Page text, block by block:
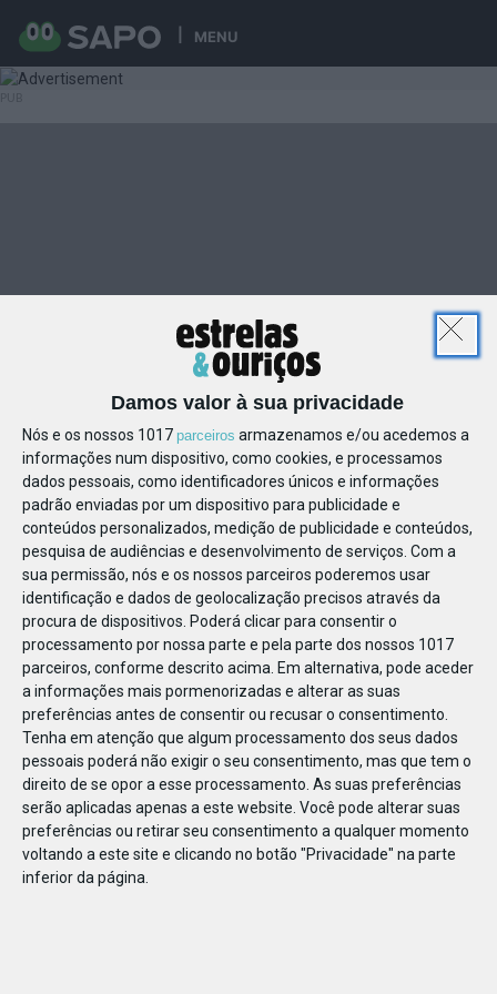
MENU
Damos valor à sua privacidade
Nós e os nossos 1017 parceiros armazenamos e/ou acedemos a
informações num dispositivo, como cookies, e processamos
dados pessoais, como identificadores únicos e informações
padrão enviadas por um dispositivo para publicidade e
conteúdos personalizados, medição de publicidade e conteúdos,
pesquisa de audiências e desenvolvimento de serviços. Com a
sua permissão, nós e os nossos parceiros poderemos usar
identificação e dados de geolocalização precisos através da
procura de dispositivos. Poderá clicar para consentir o
processamento por nossa parte e pela parte dos nossos 1017
parceiros, conforme descrito acima. Em alternativa, pode aceder
a informações mais pormenorizadas e alterar as suas
preferências antes de consentir ou recusar o consentimento.
Tenha em atenção que algum processamento dos seus dados
pessoais poderá não exigir o seu consentimento, mas que tem o
direito de se opor a esse processamento. As suas preferências
serão aplicadas apenas a este website. Você pode alterar suas
preferências ou retirar seu consentimento a qualquer momento
voltando a este site e clicando no botão "Privacidade" na parte
inferior da página.
111056881747045